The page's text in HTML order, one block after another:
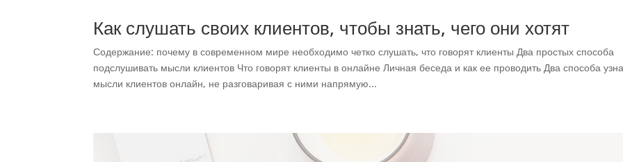
Как слушать своих клиентов, чтобы знать, чего они хотят
Содержание: почему в современном мире необходимо четко слушать, что говорят клиенты Два простых способа
подслушивать мысли клиентов Что говорят клиенты в онлайне Личная беседа и как ее проводить Два способа
мысли клиентов онлайн, не разговаривая с ними напрямую...